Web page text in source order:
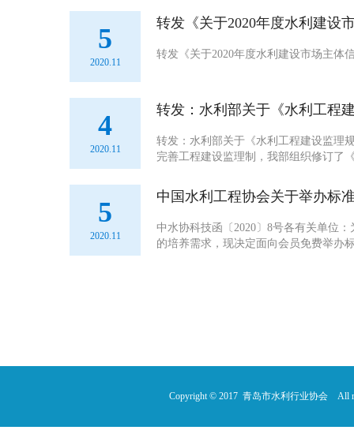
5
2020.11
转发《关于2020年度水利建设
转发《关于2020年度水利建设市场主体
4
2020.11
转发：水利部关于《水利工程
转发：水利部关于《水利工程建设监理
完善工程建设监理制，我部组织修订了
5
2020.11
中国水利工程协会关于举办标
中水协科技函〔2020〕8号各有关单位
的培养需求，现决定面向会员免费举办
Copyright © 2017 青岛市水利行业协会 All